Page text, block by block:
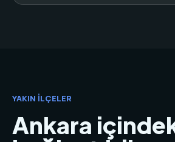
YAKIN İLÇELER
Ankara